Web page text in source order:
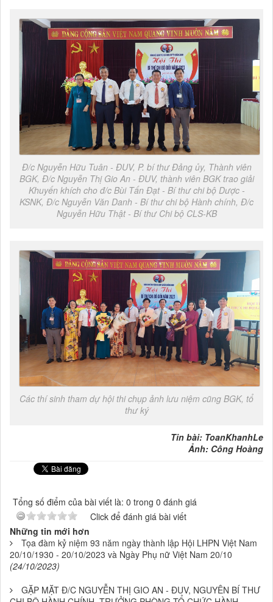
Đ/c Nguyễn Hữu Tuân - ĐUV, P. bí thư Đảng ủy, Thành viên
BGK, Đ/c Nguyễn Thị Gio An - ĐUV, thành viên BGK trao giải
Khuyến khích cho đ/c Bùi Tấn Đạt - Bí thư chi bộ Dược -
KSNK, Đ/c Nguyễn Văn Danh - Bí thư chi bộ Hành chính, Đ/c
Nguyễn Hữu Thật - Bí thư Chi bộ CLS-KB
Các thí sinh tham dự hội thi chụp ảnh lưu niệm cũng BGK, tổ
thư ký
Tin bài: ToanKhanhLe
Ảnh: Công Hoàng
Tổng số điểm của bài viết là: 0 trong 0 đánh giá
Click để đánh giá bài viết
Những tin mới hơn
Tọa đàm kỷ niệm 93 năm ngày thành lập Hội LHPN Việt Nam
20/10/1930 - 20/10/2023 và Ngày Phụ nữ Việt Nam 20/10
(24/10/2023)
GẶP MẶT Đ/C NGUYỄN THỊ GIO AN - ĐUV, NGUYÊN BÍ THƯ